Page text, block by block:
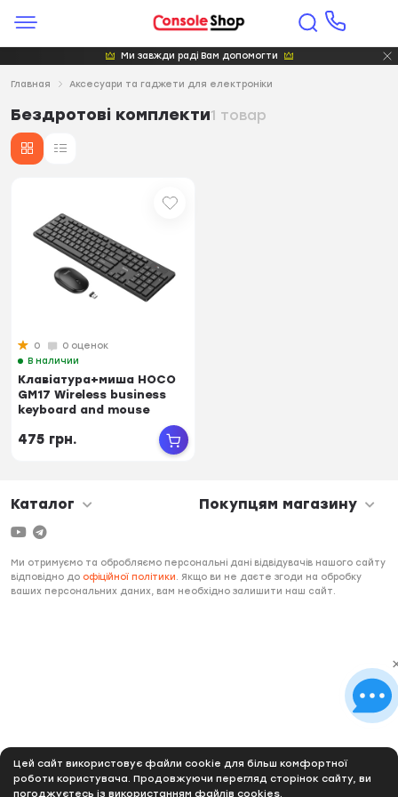
Цей сайт використовує файли cookie для більш комфортної
роботи користувача. Продовжуючи перегляд сторінок сайту, ви
погоджуєтесь із використанням файлів cookies.
Ми завжди раді Вам допомогти
Главная Аксесуари та гаджети для електроніки
Бездротові комплекти1 товар
0
0 оценок
В наличии
Клавіатура+миша HOCO
GM17 Wireless business
keyboard and mouse
475 грн.
Каталог Покупцям магазину
Ми отримуємо та обробляємо персональні дані відвідувачів нашого сайту
відповідно до офіційної політики. Якщо ви не даєте згоди на обробку
ваших персональних даних, вам необхідно залишити наш сайт.